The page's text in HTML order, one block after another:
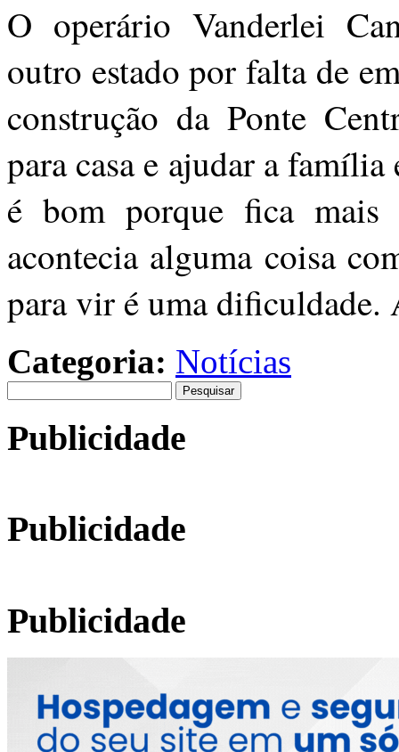
O operário Vanderlei
outro estado por falta de
construção da Ponte
para casa e ajudar a
é bom porque fica mais
acontecia alguma coisa
para vir é uma
Categoria: Notícias
por:
Publicidade
Publicidade
Publicidade